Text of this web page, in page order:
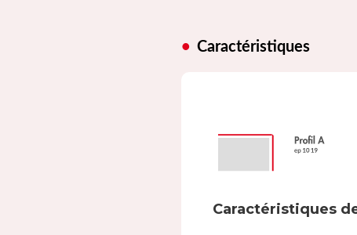
Caractéristiques
Caractéristiques